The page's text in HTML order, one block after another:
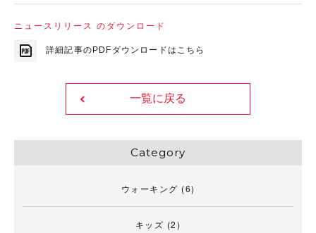
ニュースリリース のダウンロード
詳細記事のPDFダウンロードはこちら
一覧に戻る
Category
ウォーキング (6)
キッズ (2)